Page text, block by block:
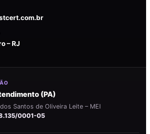
– RJ
(PA)
Santos de Oliveira Leite – MEI
0001-05